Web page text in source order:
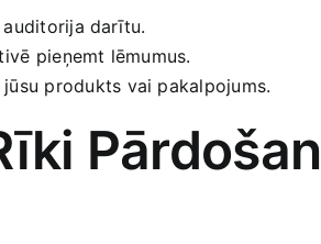
darītu.
pieņemt lēmumus.
produkts vai pakalpojums.